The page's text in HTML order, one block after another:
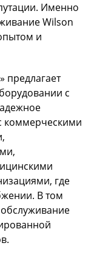
Именно
Wilson
и
предлагает
с
коммерческими
где
В том